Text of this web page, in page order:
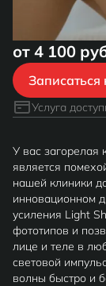
от 4 100
Услуга
У вас загорелая
является
нашей клиники
инновационном
усиления Light
фототипов и
лице и теле в
световой
волны быстро и